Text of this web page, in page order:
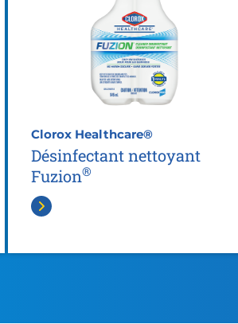
Clorox Healthcare®
Désinfectant nettoyant
Fuzion®